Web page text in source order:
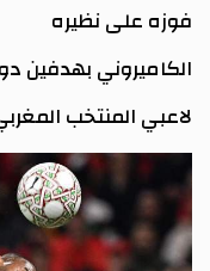
فوزه على نظيره
الكاميروني بهدفين
لاعبي المنتخب